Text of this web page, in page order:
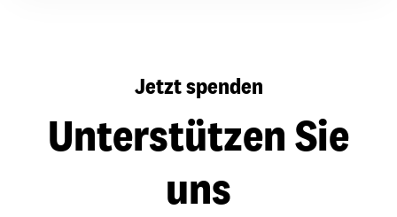
Jetzt spenden
Unterstützen Sie
uns